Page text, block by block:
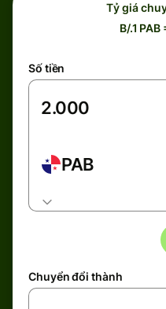
Tỷ giá
B/.1
Số tiền
PAB
Chuyển đổi thành